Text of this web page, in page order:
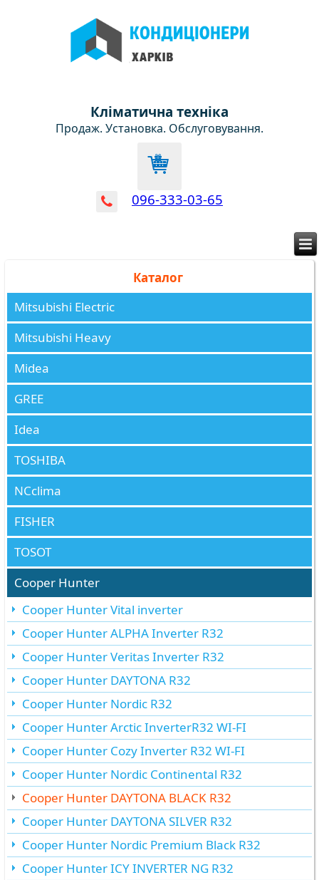
Кліматична техніка
Продаж. Установка. Обслуговування.
096-333-03-65
Каталог
Mitsubishi Electric
Mitsubishi Heavy
Midea
GREE
Idea
TOSHIBA
NCclima
FISHER
TOSOT
Cooper Hunter
Cooper Hunter Vital inverter
Cooper Hunter ALPHA Inverter R32
Cooper Hunter Veritas Inverter R32
Cooper Hunter DAYTONA R32
Cooper Hunter Nordic R32
Cooper Hunter Arctic InverterR32 WI-FI
Cooper Hunter Cozy Inverter R32 WI-FI
Cooper Hunter Nordic Continental R32
Cooper Hunter DAYTONA BLACK R32
Cooper Hunter DAYTONA SILVER R32
Cooper Hunter Nordic Premium Black R32
Cooper Hunter ICY INVERTER NG R32